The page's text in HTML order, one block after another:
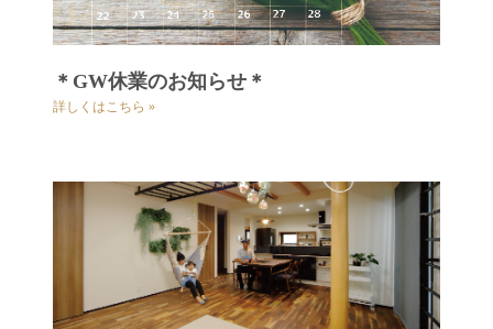
＊GW休業のお知らせ＊
詳しくはこちら »